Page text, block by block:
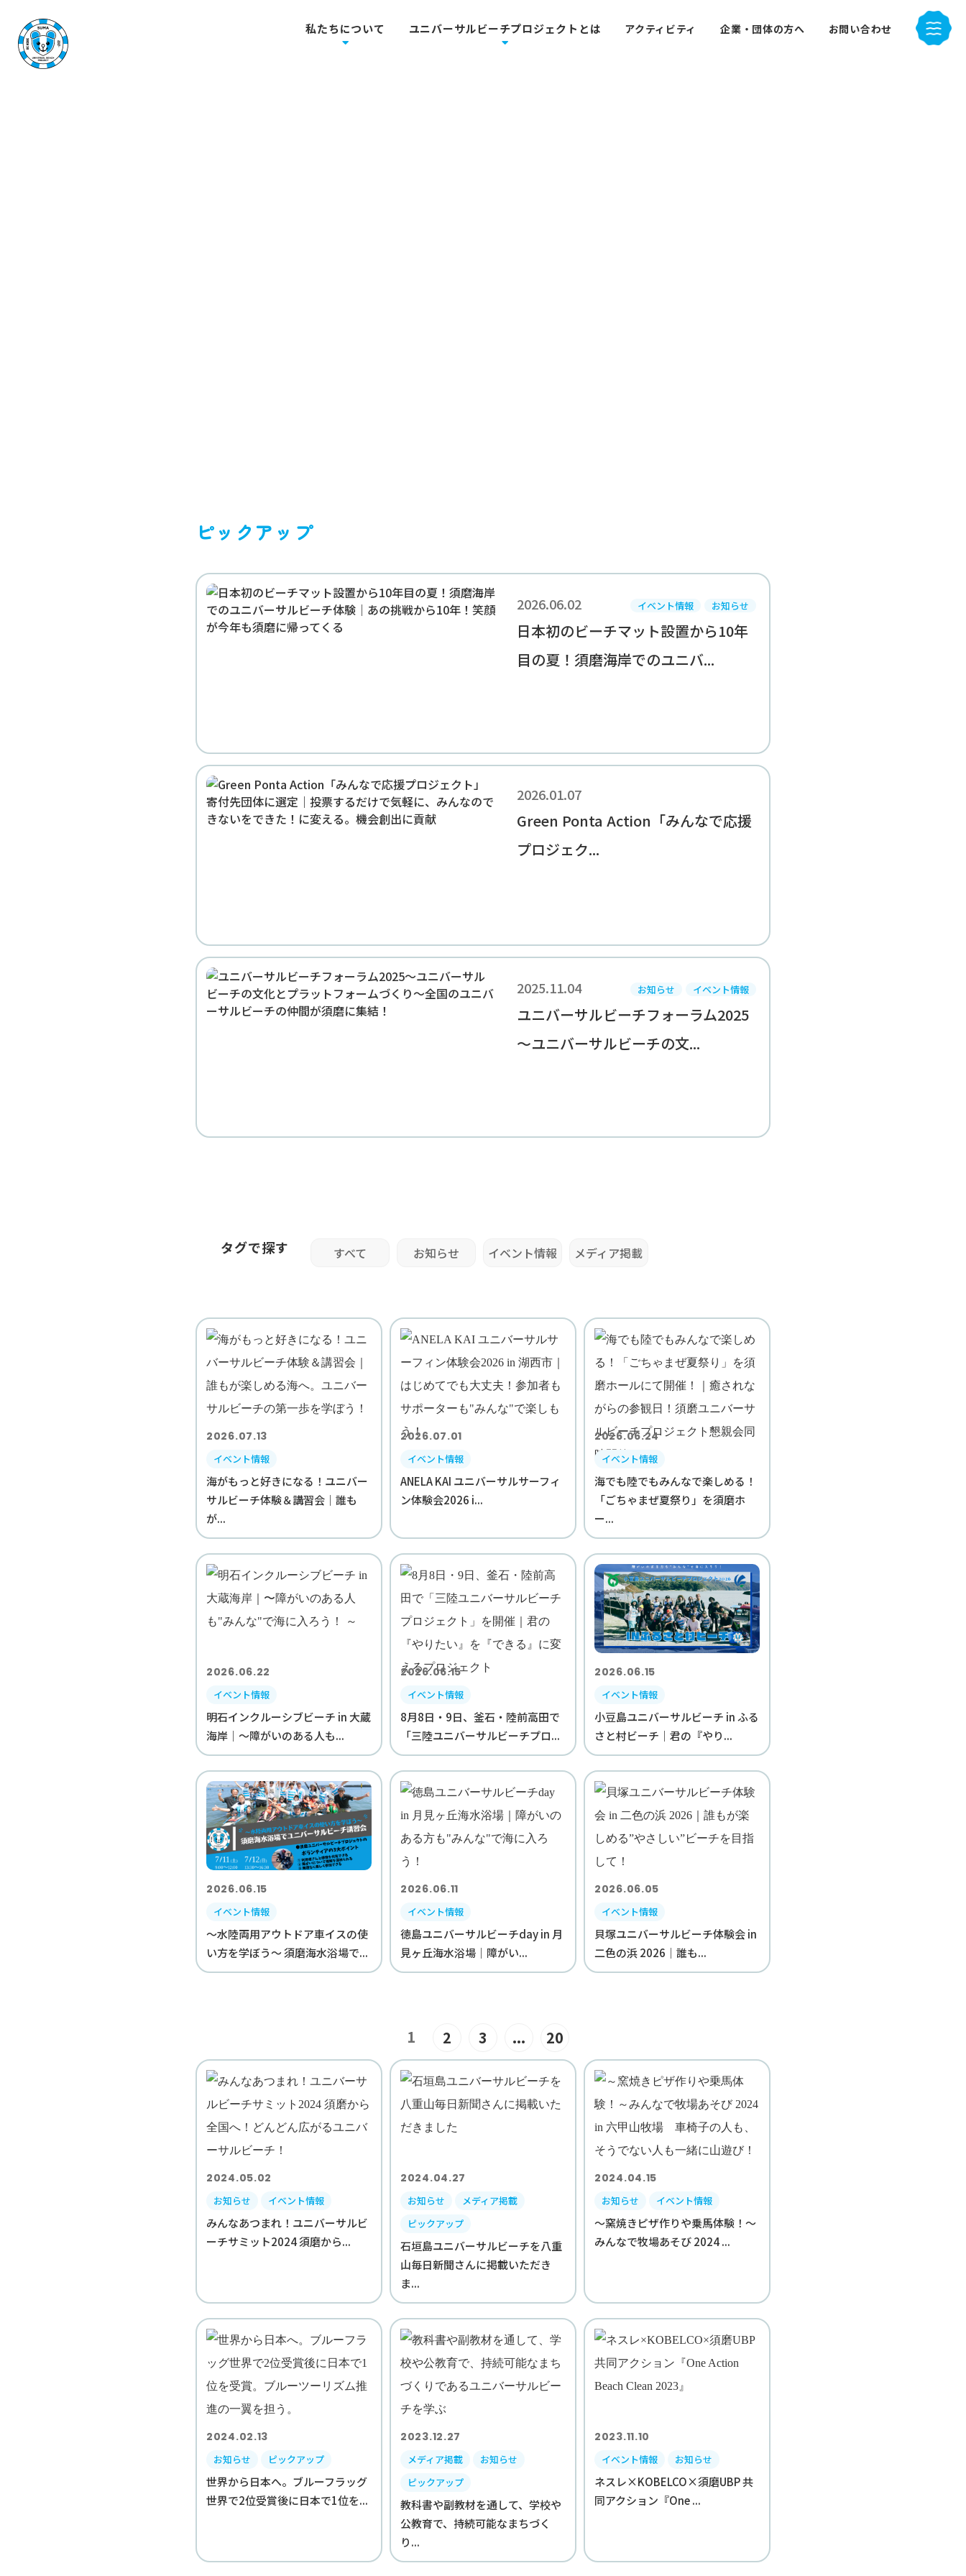
私たちについて ユニバーサルビーチプロジェクトとは アクティビティ 企業・団体の方へ お問い合わせ
ピックアップ
2026.06.02 イベント情報 お知らせ
日本初のビーチマット設置から10年
目の夏！須磨海岸でのユニバ...
2026.01.07
Green Ponta Action「みんなで応援
プロジェク...
2025.11.04 お知らせ イベント情報
ユニバーサルビーチフォーラム2025
～ユニバーサルビーチの文...
タグで探す すべて お知らせ イベント情報 メディア掲載
2026.07.13
イベント情報
海がもっと好きになる！ユニバー
サルビーチ体験＆講習会｜誰も
が...
2026.07.01
イベント情報
ANELA KAI ユニバーサルサーフィ
ン体験会2026 i...
2026.06.24
イベント情報
海でも陸でもみんなで楽しめる！
「ごちゃまぜ夏祭り」を須磨ホ
ー...
2026.06.22
イベント情報
明石インクルーシブビーチ in 大蔵
海岸｜〜障がいのある人も...
2026.06.15
イベント情報
8月8日・9日、釜石・陸前高田で
「三陸ユニバーサルビーチプロ...
2026.06.15
イベント情報
小豆島ユニバーサルビーチ in ふる
さと村ビーチ｜君の『やり...
2026.06.15
イベント情報
～水陸両用アウトドア車イスの使
い方を学ぼう～ 須磨海水浴場で...
2026.06.11
イベント情報
徳島ユニバーサルビーチday in 月
見ヶ丘海水浴場｜障がい...
2026.06.05
イベント情報
貝塚ユニバーサルビーチ体験会 in
二色の浜 2026｜誰も...
1 2 3 ... 20
2024.05.02
お知らせ イベント情報
みんなあつまれ！ユニバーサルビ
ーチサミット2024 須磨から...
2024.04.27
お知らせ
メディア掲載
ピックアップ
石垣島ユニバーサルビーチを八重
山毎日新聞さんに掲載いただき
ま...
2024.04.15
お知らせ イベント情報
～窯焼きピザ作りや乗馬体験！～
みんなで牧場あそび 2024 ...
2024.02.13
お知らせ ピックアップ
世界から日本へ。ブルーフラッグ
世界で2位受賞後に日本で1位を...
2023.12.27
メディア掲載
お知らせ
ピックアップ
教科書や副教材を通して、学校や
公教育で、持続可能なまちづく
り...
2023.11.10
イベント情報 お知らせ
ネスレ×KOBELCO×須磨UBP 共
同アクション『One ...